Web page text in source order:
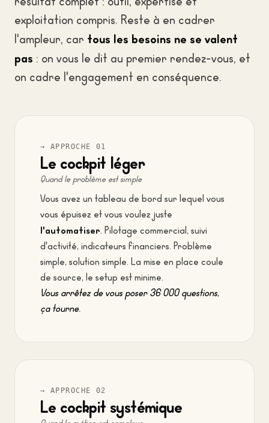
exploitation compris. Reste à en cadrer
l'ampleur, car tous les besoins ne se valent
pas : on vous le dit au premier rendez-vous, et
on cadre l'engagement en conséquence.
→ APPROCHE 01
Le cockpit léger
Quand le problème est simple
Vous avez un tableau de bord sur lequel vous
vous épuisez et vous voulez juste
l'automatiser. Pilotage commercial, suivi
d'activité, indicateurs financiers. Problème
simple, solution simple. La mise en place coule
de source, le setup est minime.
Vous arrêtez de vous poser 36 000 questions,
ça tourne.
→ APPROCHE 02
Le cockpit systémique